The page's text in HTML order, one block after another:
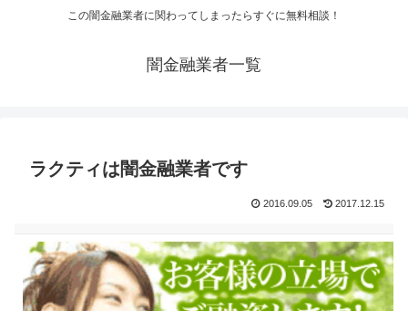
この闇金融業者に関わってしまったらすぐに無料相談！
闇金融業者一覧
ラクティは闇金融業者です
2016.09.05 2017.12.15